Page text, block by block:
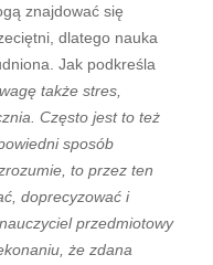
znajdować się
dlatego nauka
Jak podkreśla
także stres,
Często jest to też
sposób
to przez ten
doprecyzować i
przedmiotowy
że zdana